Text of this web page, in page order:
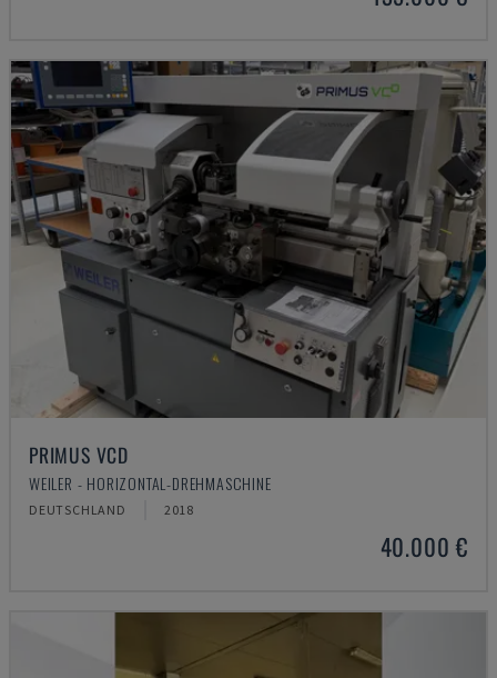
PRIMUS VCD
WEILER - HORIZONTAL-DREHMASCHINE
DEUTSCHLAND 2018
40.000 €